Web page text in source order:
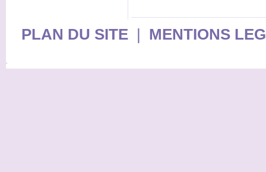
PLAN DU SITE| MENTIONS